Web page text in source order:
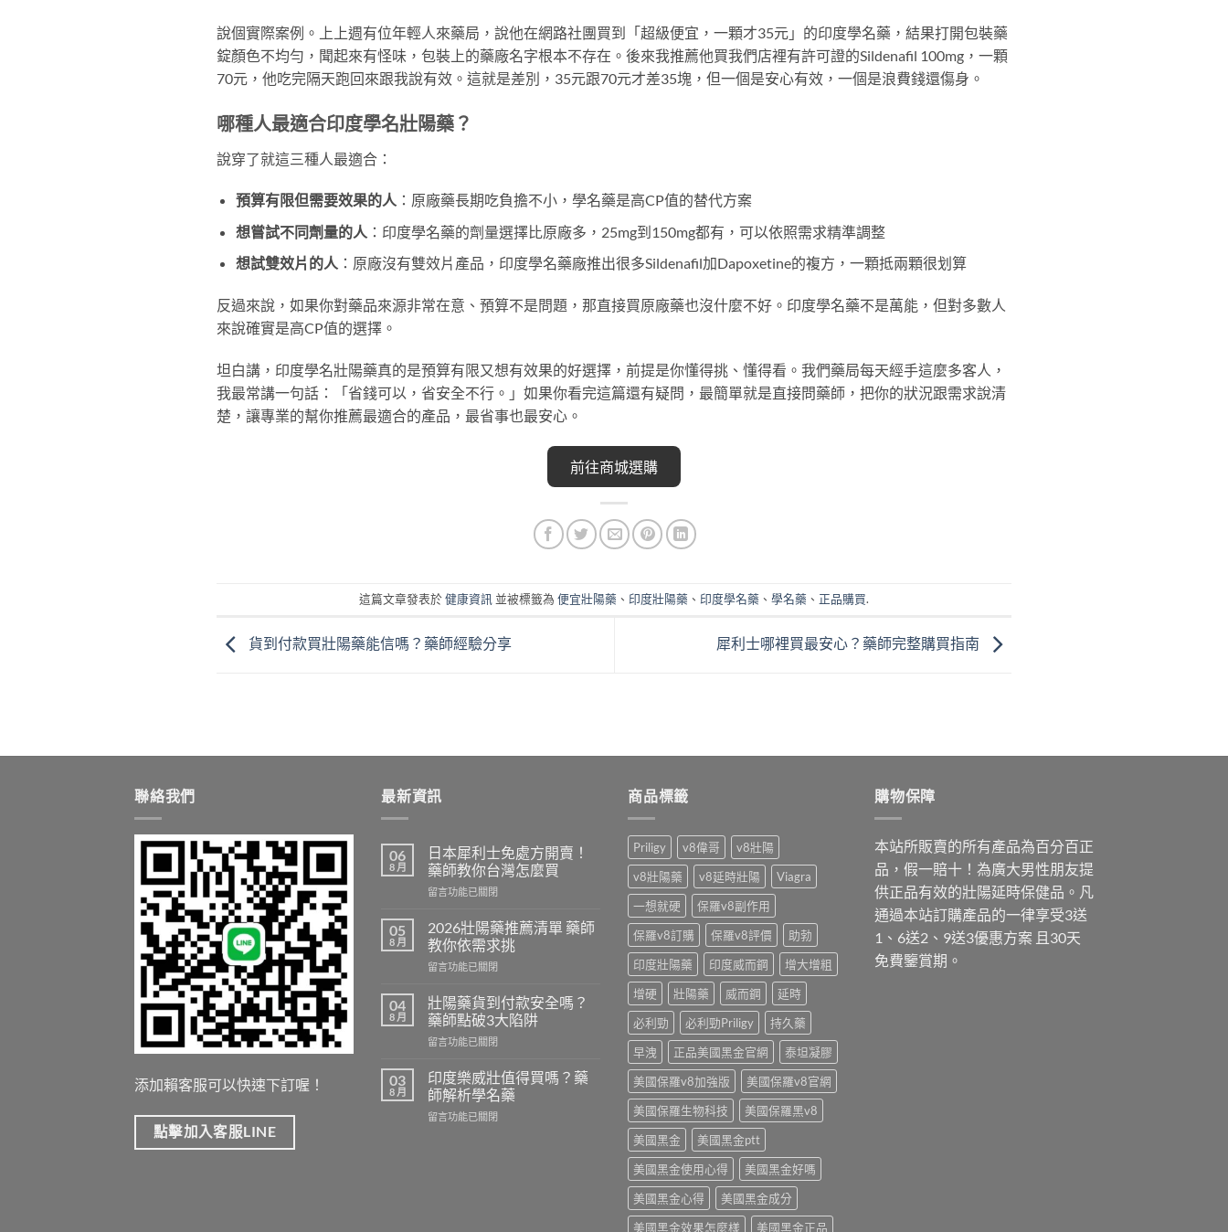
說個實際案例。上上週有位年輕人來藥局，說他在網路社團買到「超級便宜，一顆才35元」的印度學名藥，結果打開包裝藥
錠顏色不均勻，聞起來有怪味，包裝上的藥廠名字根本不存在。後來我推薦他買我們店裡有許可證的Sildenafil 100mg，一顆
70元，他吃完隔天跑回來跟我說有效。這就是差別，35元跟70元才差35塊，但一個是安心有效，一個是浪費錢還傷身。
哪種人最適合印度學名壯陽藥？
說穿了就這三種人最適合：
預算有限但需要效果的人 ：原廠藥長期吃負擔不小，學名藥是高CP值的替代方案
想嘗試不同劑量的人 ：印度學名藥的劑量選擇比原廠多，25mg到150mg都有，可以依照需求精準調整
想試雙效片的人 ：原廠沒有雙效片產品，印度學名藥廠推出很多Sildenafil加Dapoxetine的複方，一顆抵兩顆很划算
反過來說，如果你對藥品來源非常在意、預算不是問題，那直接買原廠藥也沒什麼不好。印度學名藥不是萬能，但對多數人
來說確實是高CP值的選擇。
坦白講，印度學名壯陽藥真的是預算有限又想有效果的好選擇，前提是你懂得挑、懂得看。我們藥局每天經手這麼多客人，
我最常講一句話：「省錢可以，省安全不行。」如果你看完這篇還有疑問，最簡單就是直接問藥師，把你的狀況跟需求說清
楚，讓專業的幫你推薦最適合的產品，最省事也最安心。
前往商城選購
這篇文章發表於健康資訊 並被標籤為 便宜壯陽藥 、 印度壯陽藥 、 印度學名藥 、 學名藥 、 正品購買.
貨到付款買壯陽藥能信嗎？藥師經驗分享 犀利士哪裡買最安心？藥師完整購買指南
聯絡我們
添加賴客服可以快速下訂喔！
點擊加入客服LINE
最新資訊
06
8 月
日本犀利士免處方開賣！
藥師教你台灣怎麼買
在
本
犀
利
士
處
方
開
賣！
師
教
台
留言功能已關閉
05
8 月
2026壯陽藥推薦清單 藥師
教你依需求挑
在
壯
陽
藥
推
清
單
藥
師
留言功能已關閉
04
8 月
壯陽藥貨到付款安全嗎？
藥師點破3大陷阱
在
陽
藥
貨
到
留言功能已關閉
03
8 月
印度樂威壯值得買嗎？藥
師解析學名藥
在
留言功能已關閉
商品標籤
Priligy v8偉哥
v8壯陽
v8壯陽藥
v8延時壯陽
Viagra
一想就硬
保羅v8副作用
保羅v8訂購
保羅v8評價
助勃
印度壯陽藥
印度威而鋼
增大增粗
增硬
壯陽藥 威而鋼
延時
必利勁
必利勁Priligy
持久藥
早洩
正品美國黑金官網
泰坦凝膠
美國保羅v8加強版
美國保羅v8官網
美國保羅生物科技
美國保羅黑v8
美國黑金
美國黑金ptt
美國黑金使用心得
美國黑金好嗎
美國黑金心得
美國黑金成分
美國黑金效果怎麼樣
美國黑金正品
購物保障
本站所販賣的所有產品為百分百正
品，假一賠十！為廣大男性朋友提
供正品有效的壯陽延時保健品。凡
通過本站訂購產品的一律享受3送
1、6送2、9送3優惠方案 且30天
免費鑒賞期。